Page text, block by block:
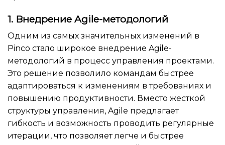
1. Внедрение Agile-методологий
Одним из самых значительных изменений в
Pinco стало широкое внедрение Agile-
методологий в процесс управления проектами.
Это решение позволило командам быстрее
адаптироваться к изменениям в требованиях и
повышению продуктивности. Вместо жесткой
структуры управления, Agile предлагает
гибкость и возможность проводить регулярные
итерации, что позволяет легче и быстрее